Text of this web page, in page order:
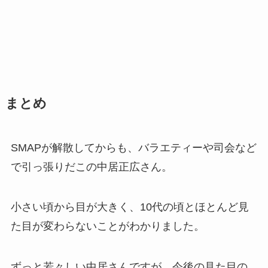
まとめ
SMAPが解散してからも、バラエティーや司会など
で引っ張りだこの中居正広さん。
小さい頃から目が大きく、10代の頃とほとんど見
た目が変わらないことがわかりました。